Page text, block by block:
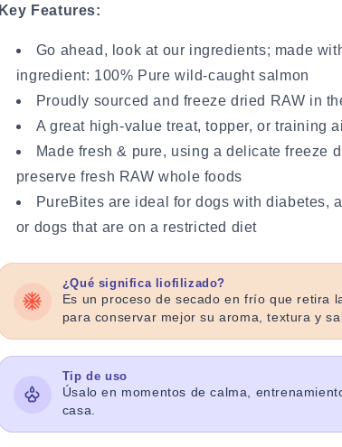
Key Features:
Go ahead, look at our ingredients; made
ingredient: 100% Pure wild-caughtsalmon
Proudly sourced and freeze dried RAW in
A great high-value treat, topper, or training
Made fresh & pure, using a delicate freeze
preserve fresh RAW whole foods
PureBites are ideal for dogs with diabetes,
or dogs that are on a restricted diet
¿Qué significa liofilizado?
Es un proceso de secado en frío que retira
para conservar mejor su aroma, textura y
Tip de uso
Úsalo en momentos de calma,
casa.